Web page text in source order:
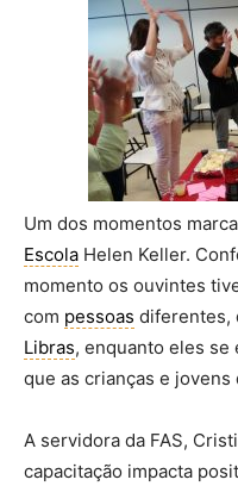
Um dos momentos
Escola Helen Keller.
momento os ouvintes
com pessoas diferentes,
Libras, enquanto eles se
que as crianças e jovens
A servidora da FAS,
capacitação impacta